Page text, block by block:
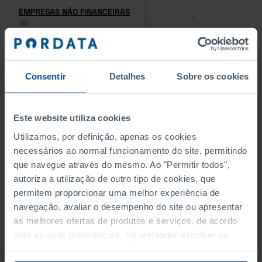
Consentir Detalhes Sobre os cookies
Este website utiliza cookies
Utilizamos, por definição, apenas os cookies
necessários ao normal funcionamento do site, permitindo
que navegue através do mesmo. Ao "Permitir todos",
autoriza a utilização de outro tipo de cookies, que
permitem proporcionar uma melhor experiência de
navegação, avaliar o desempenho do site ou apresentar
as melhores ofertas de produtos e serviços, de acordo
com as suas preferências. Se pretender escolher os
EMPRESAS NÃO FINANCEIRAS
(5)
EMPRESAS NÃO FINANCEIRAS
(5)
-
(5)
(5)
QUATRO MAIORES EMPRESAS
DO MUNICÍPIO (%)
Empresas não financeiras
QUATRO MAIORES EMPRESAS
DO MUNICÍPIO (%)
Empresas não financeiras
VOLUME DE NEGÓCIOS DAS
QUATRO MAIORES EMPRESAS
DO MUNICÍPIO (%)
Empresas não financeiras
VOLUME DE NEGÓCIOS DAS
QUATRO MAIORES EMPRESAS
DO MUNICÍPIO (%)
Empresas não financeiras
-
BANCOS, CAIXAS ECONÓMICAS
BANCOS, CAIXAS ECONÓMICAS